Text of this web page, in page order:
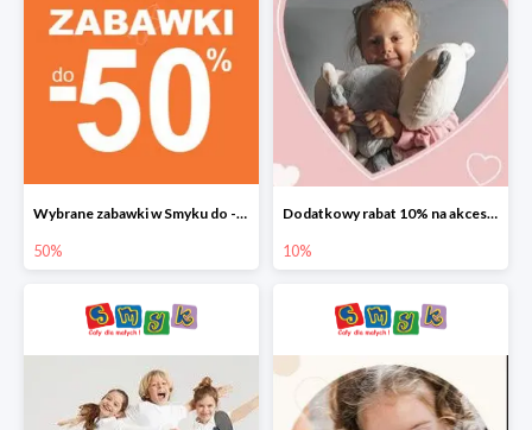
Wybrane zabawki w Smyku do -50%
50%
Dodatkowy rabat 10% na akcesoria dziecięce
10%